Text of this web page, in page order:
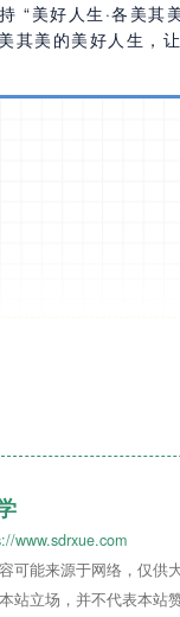
美好人生·各美其美
其美的美好人生，
9月1日（含）—
月1日（含）—
www.sdrxue.com
可能来源于网络，仅供
站立场，并不代表本站